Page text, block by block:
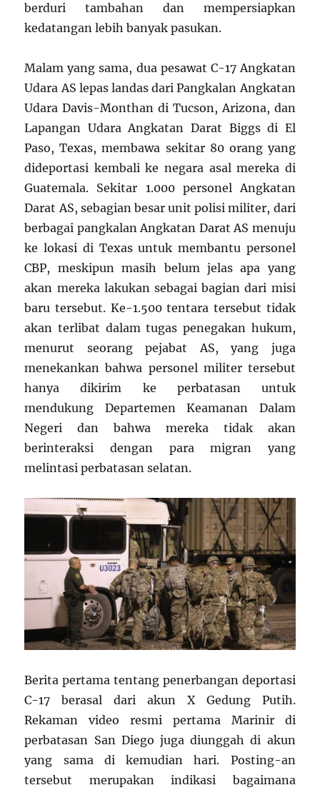
berduri tambahan dan mempersiapkan
kedatangan lebih banyak pasukan.
Malam yang sama, dua pesawat C-17 Angkatan
Udara AS lepas landas dari Pangkalan Angkatan
Udara Davis-Monthan di Tucson, Arizona, dan
Lapangan Udara Angkatan Darat Biggs di El
Paso, Texas, membawa sekitar 80 orang yang
dideportasi kembali ke negara asal mereka di
Guatemala. Sekitar 1.000 personel Angkatan
Darat AS, sebagian besar unit polisi militer, dari
berbagai pangkalan Angkatan Darat AS menuju
ke lokasi di Texas untuk membantu personel
CBP, meskipun masih belum jelas apa yang
akan mereka lakukan sebagai bagian dari misi
baru tersebut. Ke-1.500 tentara tersebut tidak
akan terlibat dalam tugas penegakan hukum,
menurut seorang pejabat AS, yang juga
menekankan bahwa personel militer tersebut
hanya dikirim ke perbatasan untuk
mendukung Departemen Keamanan Dalam
Negeri dan bahwa mereka tidak akan
berinteraksi dengan para migran yang
melintasi perbatasan selatan.
Berita pertama tentang penerbangan deportasi
C-17 berasal dari akun X Gedung Putih.
Rekaman video resmi pertama Marinir di
perbatasan San Diego juga diunggah di akun
yang sama di kemudian hari. Posting-an
tersebut merupakan indikasi bagaimana